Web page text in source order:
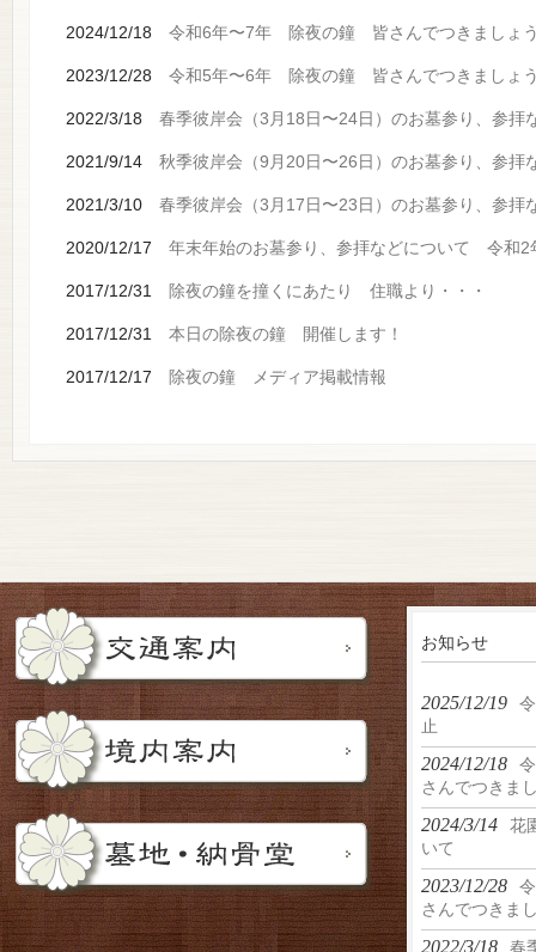
2024/12/18 令和6年〜7年 除夜の鐘 皆さんでつきましょ
2023/12/28 令和5年〜6年 除夜の鐘 皆さんでつきまし
2022/3/18 春季彼岸会（3月18日〜24日）のお墓参り、参
2021/9/14 秋季彼岸会（9月20日〜26日）のお墓参り、参
2021/3/10 春季彼岸会（3月17日〜23日）のお墓参り、参
2020/12/17 年末年始のお墓参り、参拝などについて 令和2
2017/12/31 除夜の鐘を撞くにあたり 住職より・・・
2017/12/31 本日の除夜の鐘 開催します！
2017/12/17 除夜の鐘 メディア掲載情報
お知らせ
2025/12/19
止
2024/12/18
さんでつきま
2024/3/14
花
いて
2023/12/28
さんでつき
2022/3/18
春